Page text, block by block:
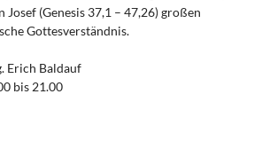
Josef (Genesis 37,1 – 47,26) großen
Gottesverständnis.
Erich Baldauf
bis 21.00